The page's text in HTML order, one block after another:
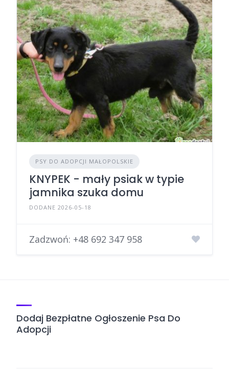
PSY DO ADOPCJI MAŁOPOLSKIE
KNYPEK - mały psiak w typie
jamnika szuka domu
DODANE 2026-05-18
Zadzwoń: +48 692 347 958
Dodaj Bezpłatne Ogłoszenie Psa Do
Adopcji